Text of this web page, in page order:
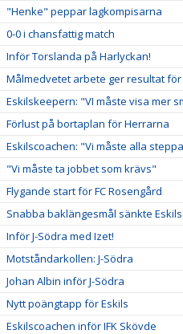
"Henke" peppar lagkompisarna
0-0 i chansfattig match
Inför Torslanda på Harlyckan!
Målmedvetet arbete ger resultat
Eskilskeepern: "VI måste visa mer
Förlust på bortaplan för Herrarna
Eskilscoachen: "Vi måste alla
"Vi måste ta jobbet som krävs"
Flygande start för FC Rosengård
Snabba baklängesmål sänkte Eskils
Inför J-Södra med Izet!
Motståndarkollen: J-Södra
Johan Albin inför J-Södra
Nytt poängtapp för Eskils
Eskilscoachen inför IFK Skövde